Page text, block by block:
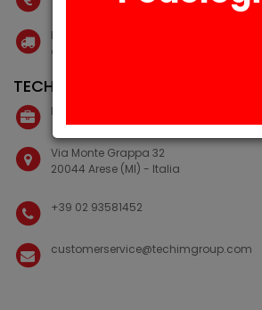
Eventuali costi di spedizione
checkout
TECHIM GROUP
Partita IVA: 02219900152
Via Monte Grappa 32
20044 Arese (MI) - Italia
+39 02 93581452
customerservice@techimgroup.com